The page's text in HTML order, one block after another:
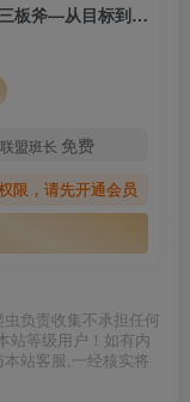
高竞团队管理必学课程系列阿里巴巴腿部三板斧—从目标到结果，打造高绩效团队
联盟班长 免费
限，请先开通会员
负责收集不承担任何
站等级用户！如有内
站客服,一经核实将